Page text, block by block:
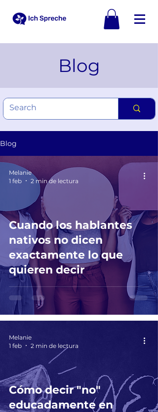
Blog
Blog
Cuando los hablantes
nativos no dicen
exactamente lo que
quieren decir
Melanie
1 feb
2 min de lectura
Cómo decir "no"
educadamente en
Melanie
1 feb
2 min de lectura